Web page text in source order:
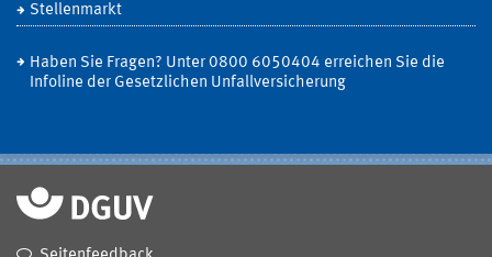
Stellenmarkt
Haben Sie Fragen? Unter 0800 6050404 erreichen Sie die
Infoline der Gesetzlichen Unfallversicherung